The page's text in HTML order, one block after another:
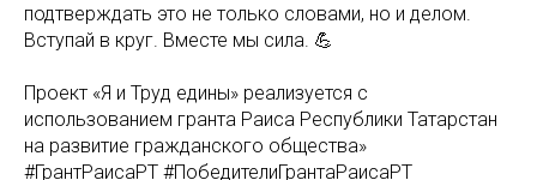
подтверждать это не только словами, но и делом.
Вступай в круг. Вместе мы сила. 💪
Проект «Я и Труд едины» реализуется с
использованием гранта Раиса Республики Татарстан
на развитие гражданского общества»
#ГрантРаисаРТ #ПобедителиГрантаРаисаРТ